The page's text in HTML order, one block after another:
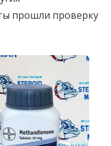
прошли проверку